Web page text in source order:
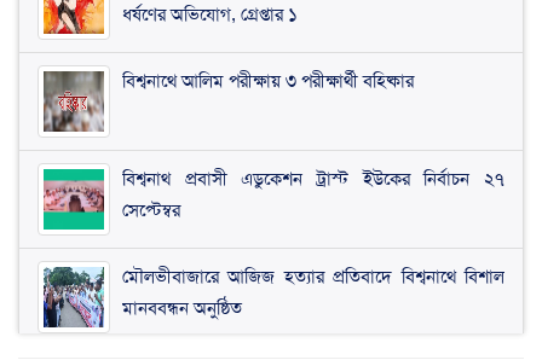
ধর্ষণের অভিযোগ, গ্রেপ্তার ১
বিশ্বনাথে আলিম পরীক্ষায় ৩ পরীক্ষার্থী বহিষ্কার
বিশ্বনাথ প্রবাসী এডুকেশন ট্রাস্ট ইউকের নির্বাচন ২৭
সেপ্টেম্বর
মৌলভীবাজারে আজিজ হত্যার প্রতিবাদে বিশ্বনাথে বিশাল
মানববন্ধন অনুষ্ঠিত